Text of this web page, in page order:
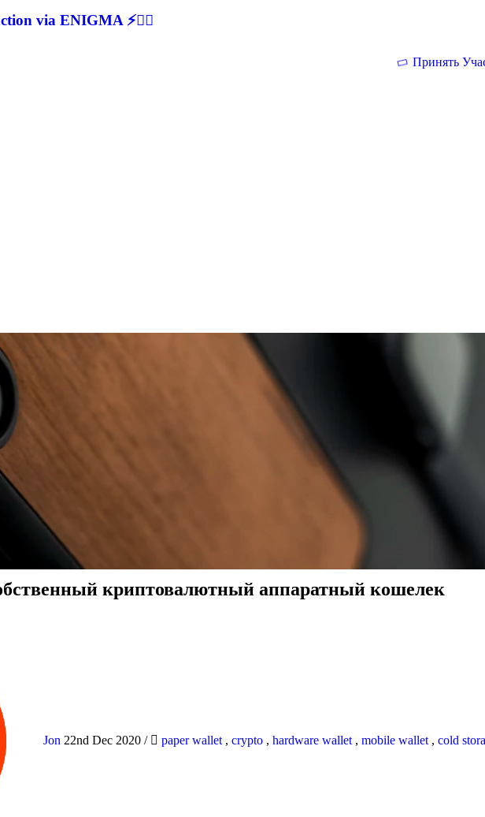
via ENIGMA ⚡🕵‍♂
Принять
криптовалютный аппаратный кошелек
Jon 22nd Dec 2020 / paper wallet , crypto , hardware wallet , mobile wallet , cold